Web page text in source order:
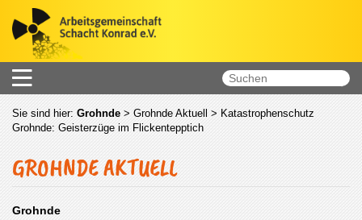
Sie sind hier: Grohnde > Grohnde Aktuell
> Katastrophenschutz
Grohnde: Geisterzüge im Flickentepptich
GROHNDE AKTUELL
Grohnde